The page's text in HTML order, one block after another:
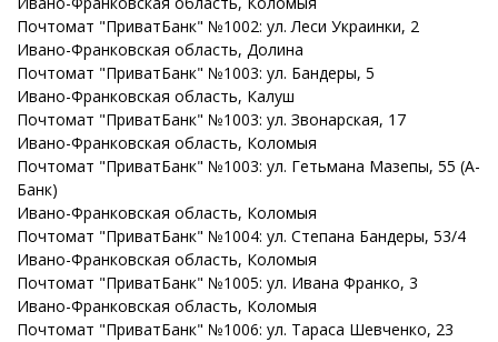
Почтомат "ПриватБанк" №1002: ул. Леси Украинки, 2
Ивано-Франковская область, Долина
Почтомат "ПриватБанк" №1003: ул. Бандеры, 5
Ивано-Франковская область, Калуш
Почтомат "ПриватБанк" №1003: ул. Звонарская, 17
Ивано-Франковская область, Коломыя
Почтомат "ПриватБанк" №1003: ул. Гетьмана Мазепы, 55 (А-
Банк)
Ивано-Франковская область, Коломыя
Почтомат "ПриватБанк" №1004: ул. Степана Бандеры, 53/4
Ивано-Франковская область, Коломыя
Почтомат "ПриватБанк" №1005: ул. Ивана Франко, 3
Ивано-Франковская область, Коломыя
Почтомат "ПриватБанк" №1006: ул. Тараса Шевченко, 23